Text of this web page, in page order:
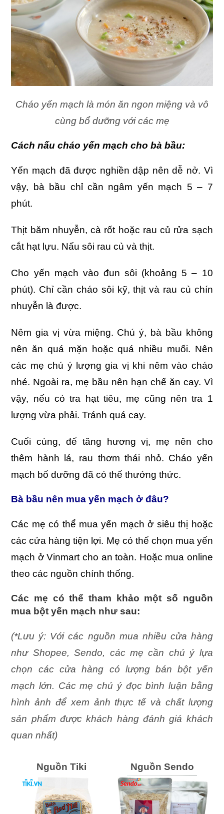
Cháo yến mạch là món ăn ngon miệng và vô
cùng bổ dưỡng với các mẹ
Cách nấu cháo yến mạch cho bà bầu:
Yến mạch đã được nghiền dập nên dễ nở. Vì
vậy, bà bầu chỉ cần ngâm yến mạch 5 – 7
phút.
Thịt băm nhuyễn, cà rốt hoặc rau củ rửa sạch
cắt hạt lựu. Nấu sôi rau củ và thịt.
Cho yến mạch vào đun sôi (khoảng 5 – 10
phút). Chỉ cần cháo sôi kỹ, thịt và rau củ chín
nhuyễn là được.
Nêm gia vị vừa miệng. Chú ý, bà bầu không
nên ăn quá mặn hoặc quá nhiều muối. Nên
các mẹ chú ý lượng gia vị khi nêm vào cháo
nhé. Ngoài ra, mẹ bầu nên hạn chế ăn cay. Vì
vậy, nếu có tra hạt tiêu, mẹ cũng nên tra 1
lượng vừa phải. Tránh quá cay.
Cuối cùng, để tăng hương vị, mẹ nên cho
thêm hành lá, rau thơm thái nhỏ. Cháo yến
mạch bổ dưỡng đã có thể thưởng thức.
Bà bầu nên mua yến mạch ở đâu?
Các mẹ có thể mua yến mạch ở siêu thị hoặc
các cửa hàng tiện lợi. Mẹ có thể chọn mua yến
mạch ở Vinmart cho an toàn. Hoặc mua online
theo các nguồn chính thống.
Các mẹ có thể tham khảo một số nguồn
mua bột yến mạch như sau:
(*Lưu ý: Với các nguồn mua nhiều cửa hàng
như Shopee, Sendo, các mẹ cần chú ý lựa
chọn các cửa hàng có lượng bán bột yến
mạch lớn. Các mẹ chú ý đọc bình luận bằng
hình ảnh để xem ảnh thực tế và chất lượng
sản phẩm được khách hàng đánh giá khách
quan nhất)
Nguồn Tiki Nguồn Sendo